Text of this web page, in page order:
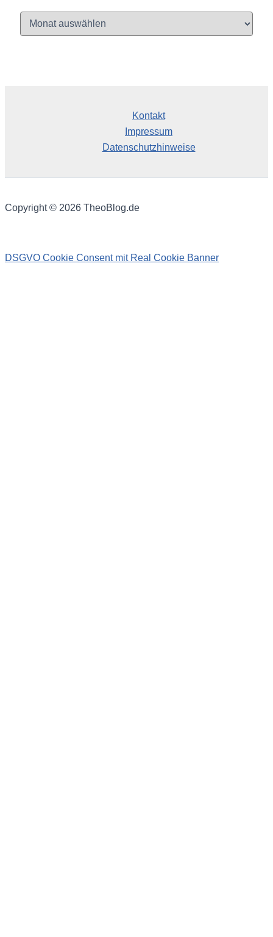
Kontakt
Impressum
Datenschutzhinweise
Copyright © 2026 TheoBlog.de
DSGVO Cookie Consent mit Real Cookie Banner